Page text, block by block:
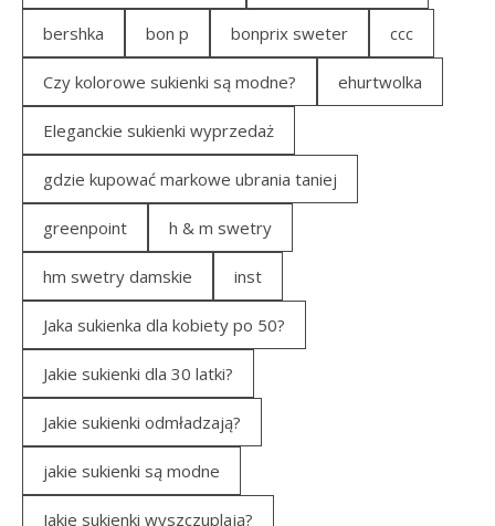
bershka bon p bonprix sweter ccc
Czy kolorowe sukienki są modne? ehurtwolka
Eleganckie sukienki wyprzedaż
gdzie kupować markowe ubrania taniej
greenpoint h & m swetry
hm swetry damskie inst
Jaka sukienka dla kobiety po 50?
Jakie sukienki dla 30 latki?
Jakie sukienki odmładzają?
jakie sukienki są modne
Jakie sukienki wyszczuplają?